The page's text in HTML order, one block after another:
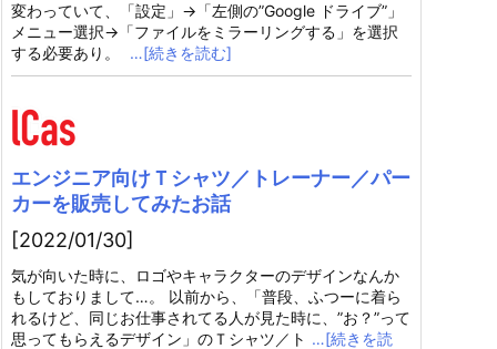
変わっていて、「設定」→「左側の”Google ドライブ”」
メニュー選択→「ファイルをミラーリングする」を選択
する必要あり。
…[続きを読む]
エンジニア向けＴシャツ／トレーナー／パー
カーを販売してみたお話
[2022/01/30]
気が向いた時に、ロゴやキャラクターのデザインなんか
もしておりまして…。 以前から、「普段、ふつーに着ら
れるけど、同じお仕事されてる人が見た時に、”お？”って
思ってもらえるデザイン」のＴシャツ／ト …[続きを読